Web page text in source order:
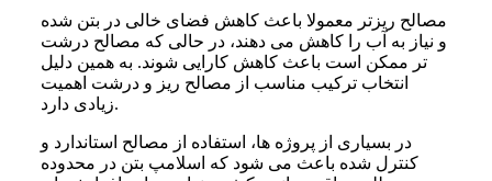
مصالح ریزتر معمولا باعث کاهش فضای خالی در بتن شده
و نیاز به آب را کاهش می دهند، در حالی که مصالح درشت
تر ممکن است باعث کاهش کارایی شوند. به همین دلیل
انتخاب ترکیب مناسب از مصالح ریز و درشت اهمیت
زیادی دارد.
در بسیاری از پروژه ها، استفاده از مصالح استاندارد و
کنترل شده باعث می شود که اسلامپ بتن در محدوده